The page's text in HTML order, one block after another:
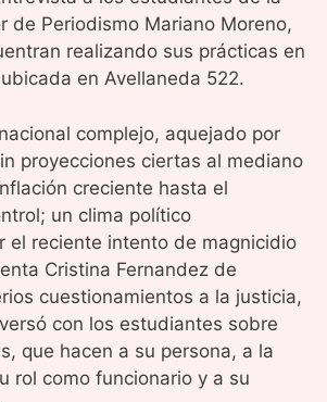
de Periodismo Mariano Moreno,
realizando sus prácticas en
en Avellaneda 522.
complejo, aquejado por
proyecciones ciertas al mediano
creciente hasta el
un clima político
el reciente intento de magnicidio
Cristina Fernandez de
cuestionamientos a la justicia,
con los estudiantes sobre
que hacen a su persona, a la
rol como funcionario y a su